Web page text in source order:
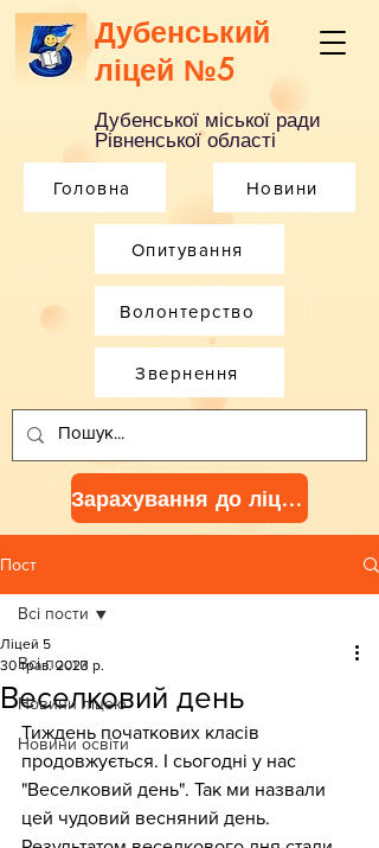
Дубенський
ліцей №5
Дубенської міської ради
Рівненської області
Головна Новини
Опитування
Зарахування до ліцею
Волонтерство
Звернення
Пост
Всі пости
Новини ліцею
Новини освіти
Всі пости
Веселковий день
Ліцей 5
30 трав. 2023 р.
Тиждень початкових класів
продовжується. І сьогодні у нас
"Веселковий день". Так ми назвали
цей чудовий весняний день.